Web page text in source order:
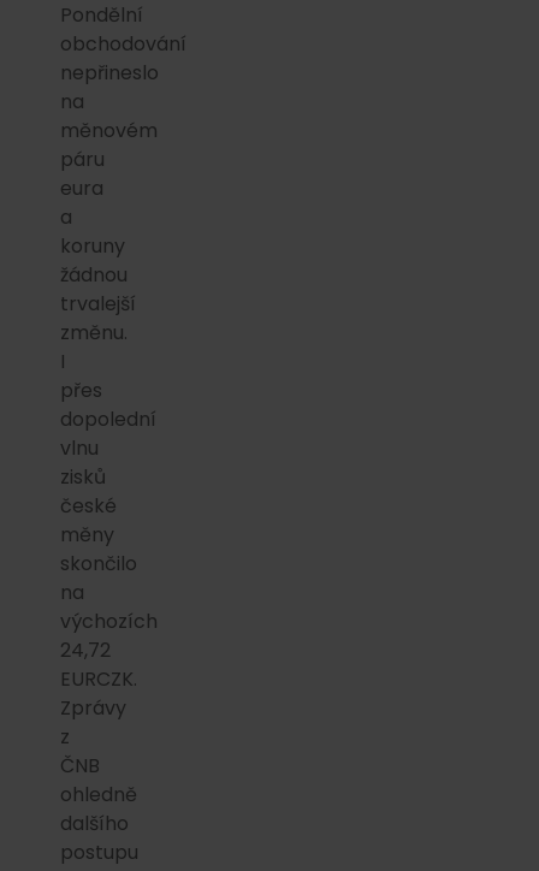
Pondělní
obchodování
nepřineslo
na
měnovém
páru
eura
a
koruny
žádnou
trvalejší
změnu.
I
přes
dopolední
vlnu
zisků
české
měny
skončilo
na
výchozích
24,72
EURCZK.
Zprávy
z
ČNB
ohledně
dalšího
postupu